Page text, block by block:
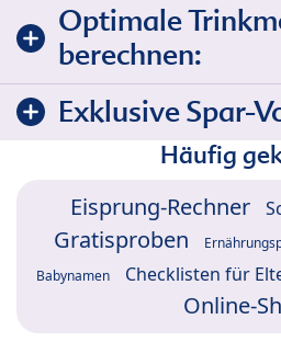
Optimale
berechnen:
Exklusive Spar-
Häufig
Eisprung-Rechner
Gratisproben
Babynamen Checklisten für
Online-